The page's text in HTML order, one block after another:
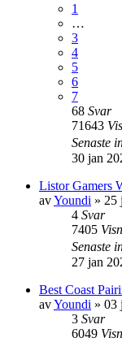
1
…
3
4
5
6
7
68 Svar
71643
Senaste
30 jan
Listor Gamers
avYoundi » 25
4 Svar
7405
Senaste
27 jan
Best Coast
avYoundi » 03
3 Svar
6049